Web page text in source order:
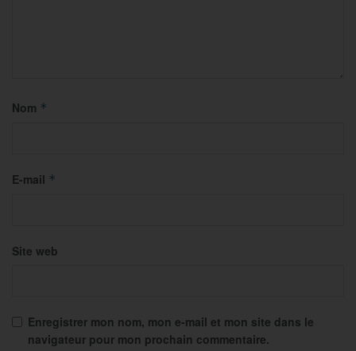
Nom *
E-mail *
Site web
Enregistrer mon nom, mon e-mail et mon site dans le
navigateur pour mon prochain commentaire.